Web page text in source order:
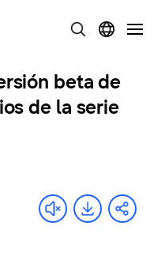
beta de
de la serie